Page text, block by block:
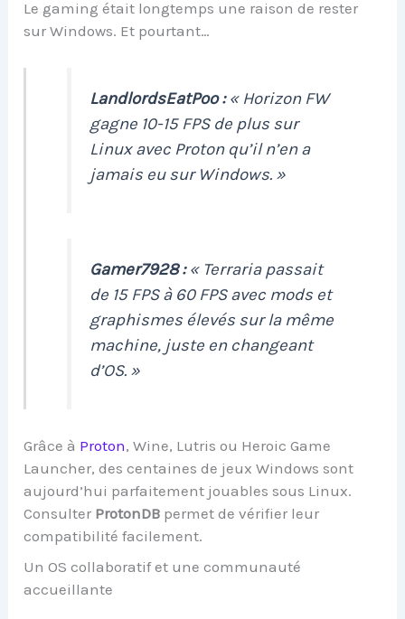
Le gaming était longtemps une raison de rester
sur Windows. Et pourtant…
LandlordsEatPoo :« Horizon FW
gagne 10-15 FPS de plus sur
Linux avec Proton qu’il n’en a
jamais eu sur Windows. »
Gamer7928 :« Terraria passait
de 15 FPS à 60 FPS avec mods et
graphismes élevés sur la même
machine, juste en changeant
d’OS. »
Grâce à Proton, Wine, Lutris ou Heroic Game
Launcher, des centaines de jeux Windows sont
aujourd’hui parfaitement jouables sous Linux.
Consulter ProtonDB permet de vérifier leur
compatibilité facilement.
Un OS collaboratif et une communauté
accueillante